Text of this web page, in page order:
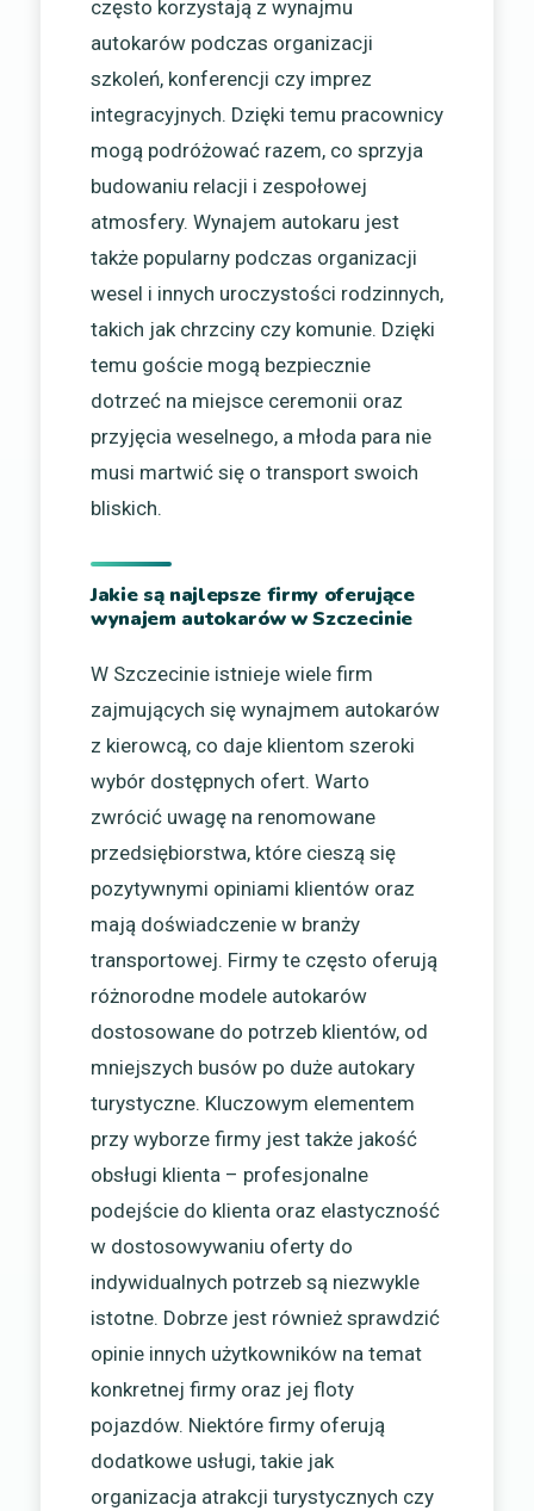
często korzystają z wynajmu
autokarów podczas organizacji
szkoleń, konferencji czy imprez
integracyjnych. Dzięki temu pracownicy
mogą podróżować razem, co sprzyja
budowaniu relacji i zespołowej
atmosfery. Wynajem autokaru jest
także popularny podczas organizacji
wesel i innych uroczystości rodzinnych,
takich jak chrzciny czy komunie. Dzięki
temu goście mogą bezpiecznie
dotrzeć na miejsce ceremonii oraz
przyjęcia weselnego, a młoda para nie
musi martwić się o transport swoich
bliskich.
Jakie są najlepsze firmy oferujące
wynajem autokarów w Szczecinie
W Szczecinie istnieje wiele firm
zajmujących się wynajmem autokarów
z kierowcą, co daje klientom szeroki
wybór dostępnych ofert. Warto
zwrócić uwagę na renomowane
przedsiębiorstwa, które cieszą się
pozytywnymi opiniami klientów oraz
mają doświadczenie w branży
transportowej. Firmy te często oferują
różnorodne modele autokarów
dostosowane do potrzeb klientów, od
mniejszych busów po duże autokary
turystyczne. Kluczowym elementem
przy wyborze firmy jest także jakość
obsługi klienta – profesjonalne
podejście do klienta oraz elastyczność
w dostosowywaniu oferty do
indywidualnych potrzeb są niezwykle
istotne. Dobrze jest również sprawdzić
opinie innych użytkowników na temat
konkretnej firmy oraz jej floty
pojazdów. Niektóre firmy oferują
dodatkowe usługi, takie jak
organizacja atrakcji turystycznych czy